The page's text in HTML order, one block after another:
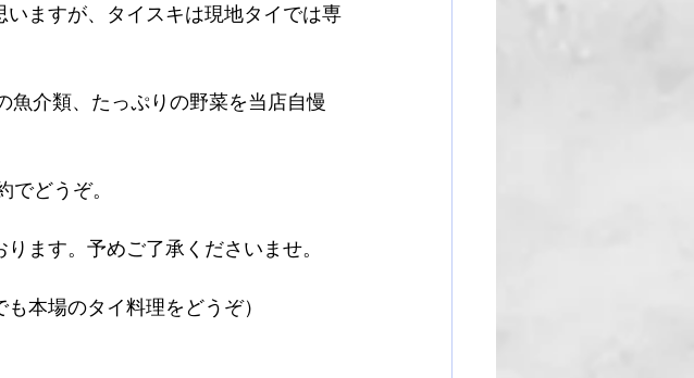
いますが、タイスキは現地タイでは専
魚介類、たっぷりの野菜を当店自慢
どうぞ。
ます。予めご了承くださいませ。
本場のタイ料理をどうぞ）